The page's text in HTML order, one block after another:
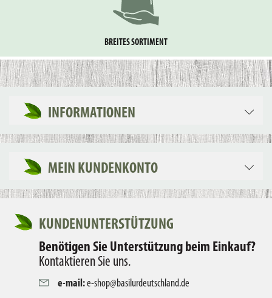
BREITES SORTIMENT
INFORMATIONEN
MEIN KUNDENKONTO
KUNDENUNTERSTÜTZUNG
Benötigen Sie Unterstützung beim Einkauf?
Kontaktieren Sie uns.
e-mail:e-shop@basilurdeutschland.de